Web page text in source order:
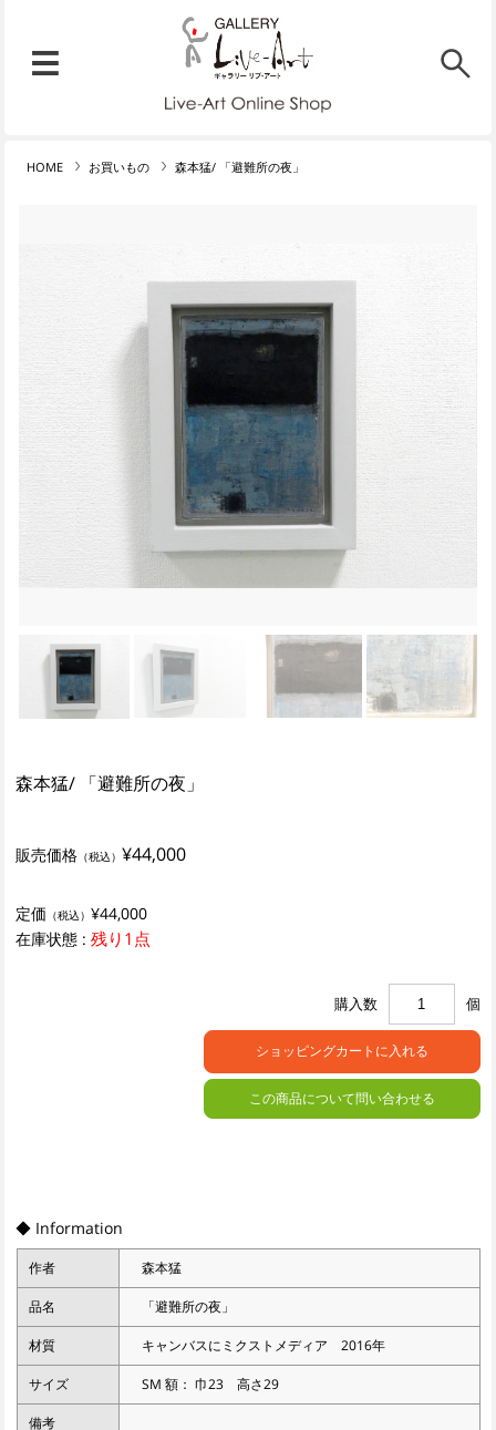
HOME お買いもの 森本猛/ 「避難所の夜」
森本猛/ 「避難所の夜」
販売価格 （税込） ¥44,000
定価 （税込） ¥44,000
在庫状態 :残り1点
購入数 個
この商品について問い合わせる
◆ Information
作者 森本猛
品名 「避難所の夜」
材質 キャンバスにミクストメディア 2016年
サイズ SM 額： 巾23 高さ29
備考